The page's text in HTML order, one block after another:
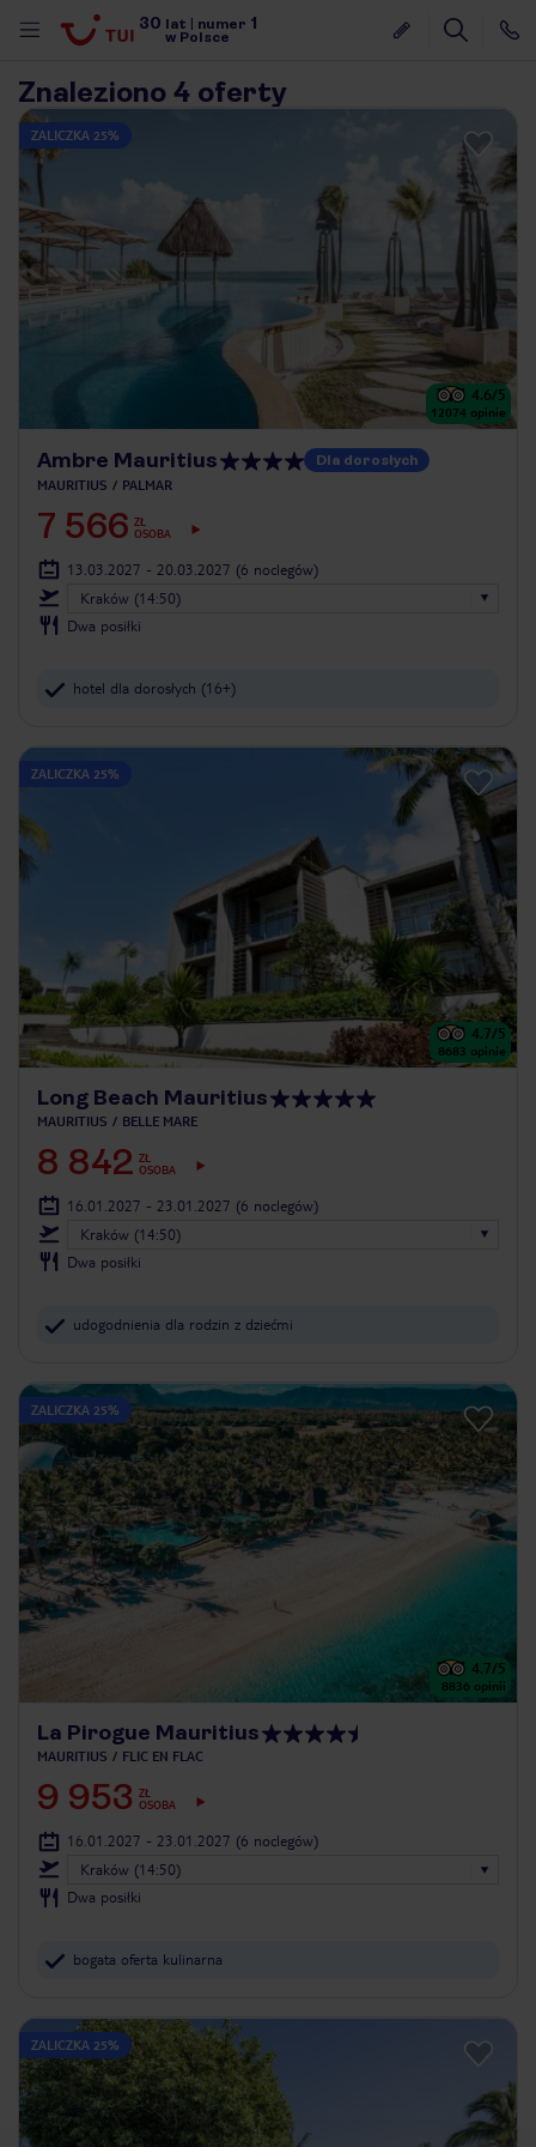
30 lat numer 1
w Polsce
Znaleziono 4 oferty
ZALICZKA 25%
4.6/5
12074 opinie
Ambre Mauritius Dla dorosłych
MAURITIUS PALMAR
7 566 ZŁ
OSOBA
13.03.2027 - 20.03.2027 (6 noclegów)
Kraków (14:50)
Dwa posiłki
hotel dla dorosłych (16+)
ZALICZKA 25%
4.7/5
8683 opinie
Long Beach Mauritius
MAURITIUS BELLE MARE
8 842 ZŁ
OSOBA
16.01.2027 - 23.01.2027 (6 noclegów)
Kraków (14:50)
Dwa posiłki
udogodnienia dla rodzin z dziećmi
ZALICZKA 25%
4.7/5
8836 opinii
La Pirogue Mauritius
MAURITIUS FLIC EN FLAC
9 953 ZŁ
OSOBA
16.01.2027 - 23.01.2027 (6 noclegów)
Kraków (14:50)
Dwa posiłki
bogata oferta kulinarna
ZALICZKA 25%